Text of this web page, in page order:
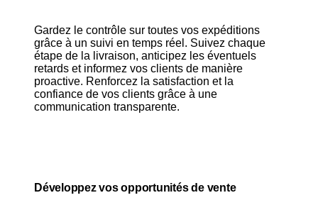
Gardez le contrôle sur toutes vos expéditions
grâce à un suivi en temps réel. Suivez chaque
étape de la livraison, anticipez les éventuels
retards et informez vos clients de manière
proactive. Renforcez la satisfaction et la
confiance de vos clients grâce à une
communication transparente.
Développez vos opportunités de vente